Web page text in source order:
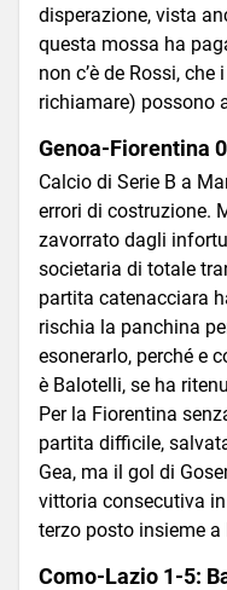
disperazione, vista
questa mossa ha
non c’è de Rossi,
richiamare) possono
Genoa-Fiorentina
Calcio di Serie B a
errori di costruzione.
zavorrato dagli
societaria di totale
partita catenacciara
rischia la panchina
esonerarlo, perché e
è Balotelli, se ha
Per la Fiorentina
partita difficile,
Gea, ma il gol di
vittoria consecutiva
terzo posto insieme
Como-Lazio 1-5: